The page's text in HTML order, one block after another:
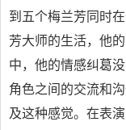
到五个梅兰芳同时
芳大师的生活，他
中，他的情感纠葛
角色之间的交流和
及这种感觉。在表